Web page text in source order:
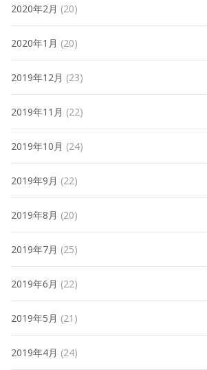
2020年2月 (20)
2020年1月 (20)
2019年12月 (23)
2019年11月 (22)
2019年10月 (24)
2019年9月 (22)
2019年8月 (20)
2019年7月 (25)
2019年6月 (22)
2019年5月 (21)
2019年4月 (24)